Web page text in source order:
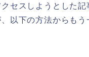
セスしようとした
以下の方法からも